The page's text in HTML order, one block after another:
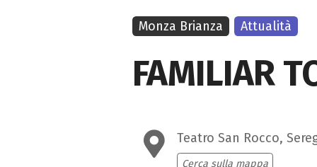
FAMILIAR
Teatro San Rocco,
Cerca sulla mappa
Monza Brianza Attualità